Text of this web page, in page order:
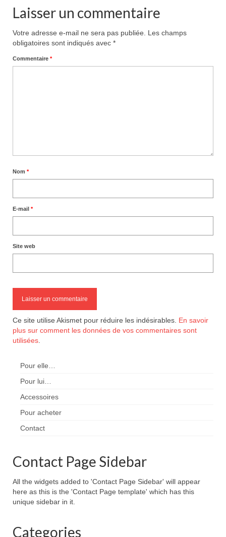
Laisser un commentaire
Votre adresse e-mail ne sera pas publiée.
Les champs
obligatoires sont indiqués avec *
Commentaire *
Nom *
E-mail *
Site web
Ce site utilise Akismet pour réduire les indésirables. En savoir
plus sur comment les données de vos commentaires sont
utilisées
Pour elle…
Pour lui…
Accessoires
Pour acheter
Contact
Contact Page Sidebar
All the widgets added to 'Contact Page Sidebar' will appear
here as this is the 'Contact Page template' which has this
unique sidebar in it.
Categories